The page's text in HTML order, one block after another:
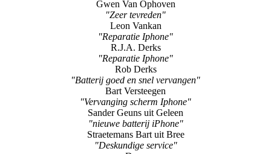
Gwen Van Ophoven
"Zeer tevreden"
Leon Vankan
"Reparatie Iphone"
R.J.A. Derks
"Reparatie Iphone"
Rob Derks
"Batterij goed en snel vervangen"
Bart Versteegen
"Vervanging scherm Iphone"
Sander Geuns uit Geleen
"nieuwe batterij iPhone"
Straetemans Bart uit Bree
"Deskundige service"